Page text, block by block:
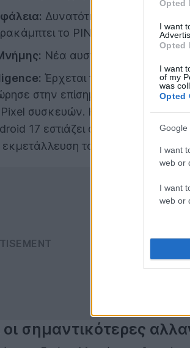
Opted
I want
Opted
I want
of my
was
Opted
Google
I want
web or
I want
web or
Δυνατότητα
το PIN.
Νέα αυστηρά όρια στη
Έρχεται το καλοκαίρι σε
στην επίσημη διάθεση του
συσκευών. Η φετινή
17 εστιάζει στην επιθετική
του διαθέσιμου
οι σημαντικότερες